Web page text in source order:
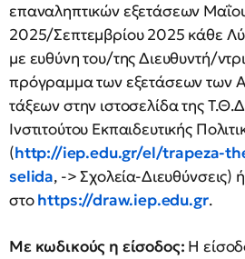
επαναληπτικών εξετάσεων Μαΐου
2025/Σεπτεμβρίου 2025 κάθε
με ευθύνη του/της Διευθυντή/
πρόγραμμα των εξετάσεων των Α΄,
τάξεων στην ιστοσελίδα της
Ινστιτούτου Εκπαιδευτικής
(http://iep.edu.gr/el/trapeza-
selida, -> Σχολεία-Διευθύνσεις)
στοhttps://draw.iep.edu.gr.
Με κωδικούς η είσοδος: Η